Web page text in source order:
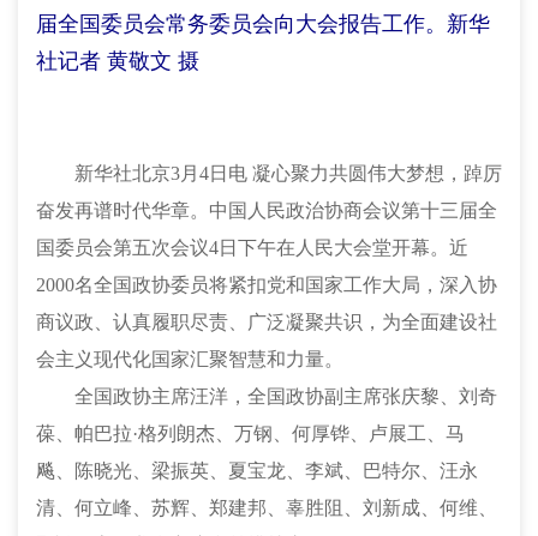
届全国委员会常务委员会向大会报告工作。新华
社记者 黄敬文 摄
新华社北京3月4日电 凝心聚力共圆伟大梦想，踔厉
奋发再谱时代华章。中国人民政治协商会议第十三届全
国委员会第五次会议4日下午在人民大会堂开幕。近
2000名全国政协委员将紧扣党和国家工作大局，深入协
商议政、认真履职尽责、广泛凝聚共识，为全面建设社
会主义现代化国家汇聚智慧和力量。
全国政协主席汪洋，全国政协副主席张庆黎、刘奇
葆、帕巴拉·格列朗杰、万钢、何厚铧、卢展工、马
飚、陈晓光、梁振英、夏宝龙、李斌、巴特尔、汪永
清、何立峰、苏辉、郑建邦、辜胜阻、刘新成、何维、